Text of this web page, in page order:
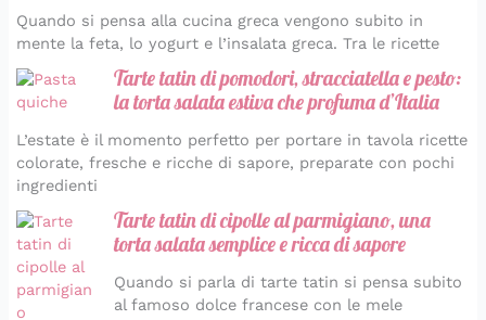
Quando si pensa alla cucina greca vengono subito in
mente la feta, lo yogurt e l’insalata greca. Tra le ricette
Tarte tatin di pomodori, stracciatella e pesto:
la torta salata estiva che profuma d’Italia
L’estate è il momento perfetto per portare in tavola ricette
colorate, fresche e ricche di sapore, preparate con pochi
ingredienti
Tarte tatin di cipolle al parmigiano, una
torta salata semplice e ricca di sapore
Quando si parla di tarte tatin si pensa subito
al famoso dolce francese con le mele